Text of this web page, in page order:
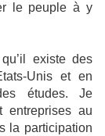
le peuple à y
existe des
Unis et en
études. Je
entreprises au
la participation